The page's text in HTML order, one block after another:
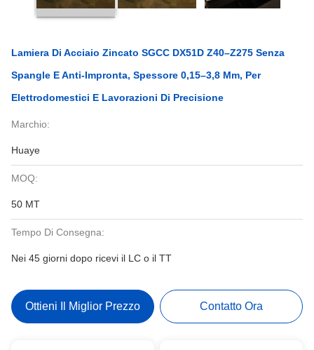
Lamiera Di Acciaio Zincato SGCC DX51D Z40–Z275 Senza
Spangle E Anti-Impronta, Spessore 0,15–3,8 Mm, Per
Elettrodomestici E Lavorazioni Di Precisione
Marchio:
Huaye
MOQ:
50 MT
Tempo Di Consegna:
Nei 45 giorni dopo ricevi il LC o il TT
Ottieni Il Miglior Prezzo Contatto Ora